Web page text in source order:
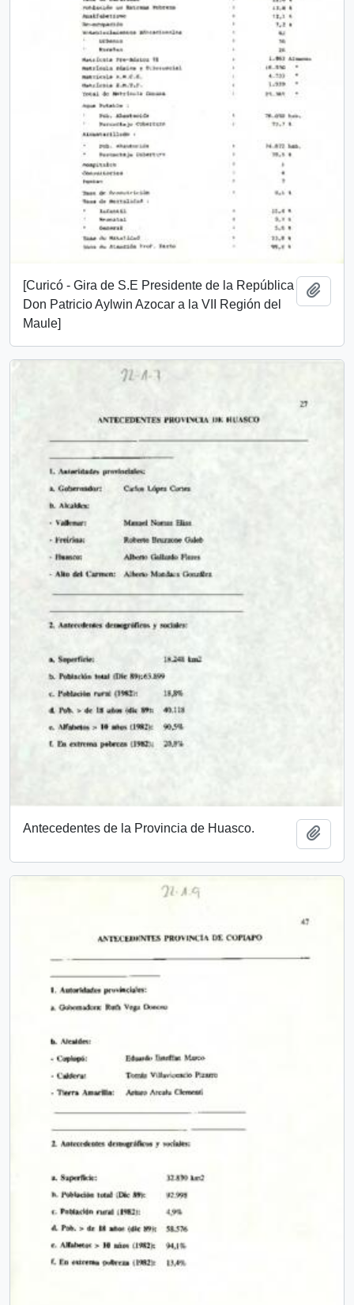
[Curicó - Gira de S.E Presidente de la República
Don Patricio Aylwin Azocar a la VII Región del
Maule]
Antecedentes de la Provincia de Huasco.